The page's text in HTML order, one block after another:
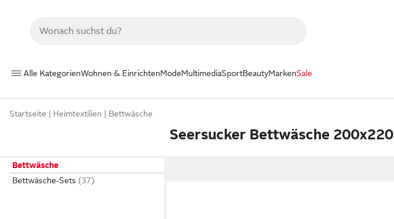
Alle KategorienWohnen & EinrichtenModeMultimediaSportBeautyMarkenSale
Startseite Heimtextilien Bettwäsche
Seersucker Bettwäsche 200x220
Bettwäsche
Bettwäsche-Sets